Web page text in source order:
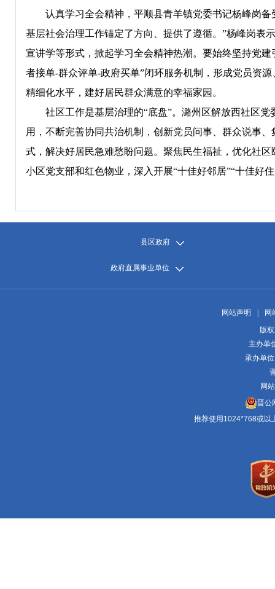
认真学习全会精神，平顺县青羊镇党委书记杨峰岗备
基层社会治理工作锚定了方向、提供了遵循。”杨峰岗表
宣讲学等形式，掀起学习全会精神热潮。要始终坚持党
者接单-群众评单-政府买单”闭环服务机制，形成党员资
精细化水平，建好居民群众满意的幸福家园。
社区工作是基层治理的“底盘”。潞州区解放西社区党
用，不断完善协同共治机制，创新党员问事、群众说事
式，解决好居民急难愁盼问题。聚焦民生福祉，优化社
小区党支部和红色物业，深入开展“十佳好邻居”“十佳好
县区政府
政府直属事业单位
网站声明
网
版
主办单
承办单
网
晋公
推荐使用1024*768或以